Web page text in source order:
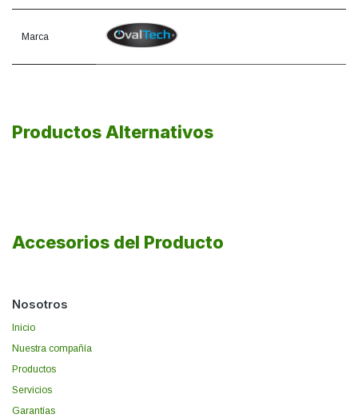
Marca
Productos Alternativos
Accesorios del Producto
Nosotros
Inicio
Nuestra compañía
Productos
Servicios
Garantías